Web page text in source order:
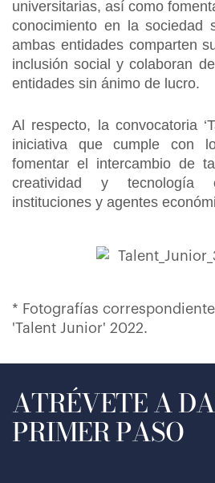
universitarias, así como
conocimiento en la sociedad
ambas entidades comparten
inclusión social y colaboran
entidades sin ánimo de lucro.
Al respecto, la convocatoria
iniciativa que cumple con
fomentar el intercambio de
creatividad y tecnología
instituciones y agentes
* Fotografías
'Talent Junior' 2022.
ATRÉVETE A
PRIMER PASO